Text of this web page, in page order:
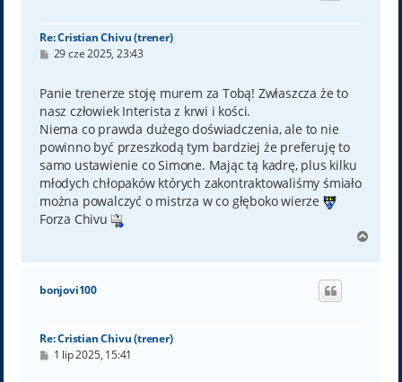
Re: Cristian Chivu (trener)
P
t
29 cze 2025, 23:43
Panie trenerze stoję murem za Tobą! Zwłaszcza że to
nasz człowiek Interista z krwi i kości.
Niema co prawda dużego doświadczenia, ale to nie
powinno być przeszkodą tym bardziej że preferuję to
samo ustawienie co Simone. Mając tą kadrę, plus kilku
młodych chłopaków których zakontraktowaliśmy śmiało
można powalczyć o mistrza w co głęboko wierze
Forza Chivu
g
bonjovi100
Re: Cristian Chivu (trener)
P1 lip 2025, 15:41